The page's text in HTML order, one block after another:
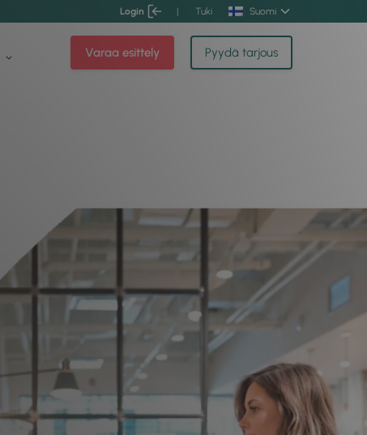
Login | Tuki Suomi
Varaa esittely Pyydä tarjous